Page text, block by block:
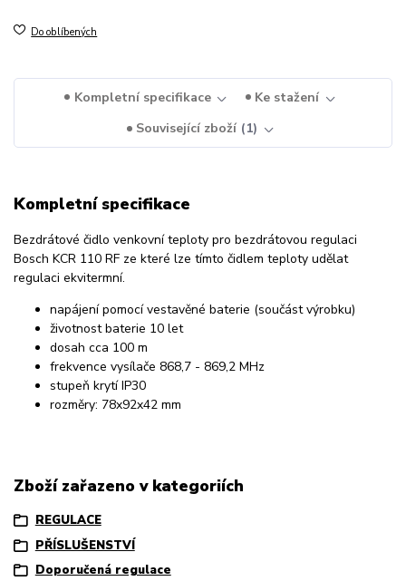
Do oblíbených
Kompletní specifikace
Ke stažení
Související zboží
1
Kompletní specifikace
Bezdrátové čidlo venkovní teploty pro bezdrátovou regulaci
Bosch KCR 110 RF ze které lze tímto čidlem teploty udělat
regulaci ekvitermní.
napájení pomocí vestavěné baterie (součást výrobku)
životnost baterie 10 let
dosah cca 100 m
frekvence vysílače 868,7 - 869,2 MHz
stupeň krytí IP30
rozměry: 78x92x42 mm
Zboží zařazeno v kategoriích
REGULACE
PŘÍSLUŠENSTVÍ
Doporučená regulace